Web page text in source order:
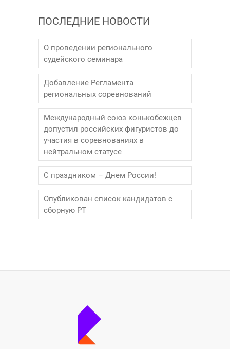
ПОСЛЕДНИЕ НОВОСТИ
О проведении регионального
судейского семинара
Добавление Регламента
региональных соревнований
Международный союз конькобежцев
допустил российских фигуристов до
участия в соревнованиях в
нейтральном статусе
С праздником – Днем России!
Опубликован список кандидатов с
сборную РТ